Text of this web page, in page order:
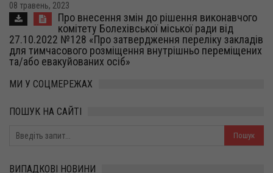
08 травень, 2023
Про внесення змін до рішення виконавчого
комітету Болехівської міської ради від
27.10.2022 №128 «Про затвердження переліку закладів
для тимчасового розміщення внутрішньо переміщених
та/або евакуйованих осіб»
МИ У СОЦМЕРЕЖАХ
ПОШУК НА САЙТІ
ВИПАДКОВІ НОВИНИ